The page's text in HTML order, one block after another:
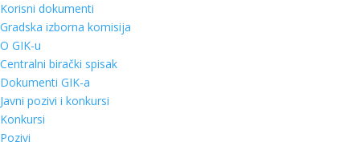
Korisni dokumenti
Gradska izborna komisija
O GIK-u
Centralni birački spisak
Dokumenti GIK-a
Javni pozivi i konkursi
Konkursi
Pozivi